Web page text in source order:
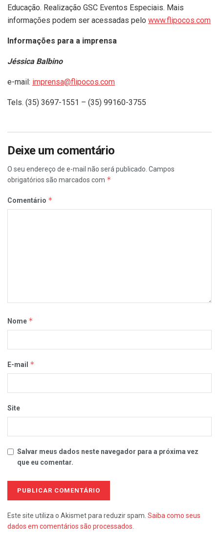
Educação. Realização GSC Eventos Especiais. Mais
informações podem ser acessadas pelo www.flipocos.com
Informações para a imprensa
Jéssica Balbino
e-mail: imprensa@flipocos.com
Tels. (35) 3697-1551 – (35) 99160-3755
Deixe um comentário
O seu endereço de e-mail não será publicado. Campos
obrigatórios são marcados com *
Comentário *
Nome *
E-mail *
Site
Salvar meus dados neste navegador para a próxima vez
que eu comentar.
Este site utiliza o Akismet para reduzir spam. Saiba como seus
dados em comentários são processados.